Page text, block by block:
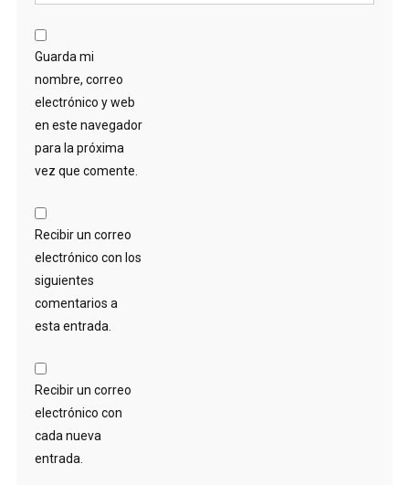
Guarda mi
nombre, correo
electrónico y web
en este navegador
para la próxima
vez que comente.
Recibir un correo
electrónico con los
siguientes
comentarios a
esta entrada.
Recibir un correo
electrónico con
cada nueva
entrada.